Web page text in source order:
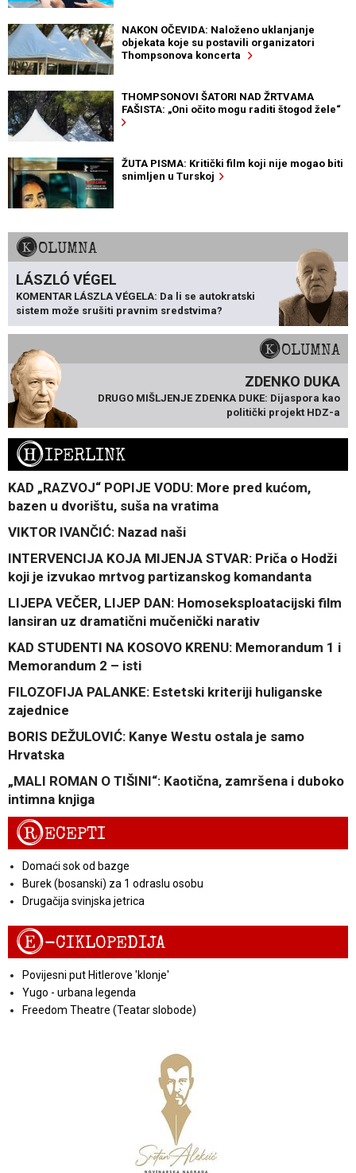
NAKON OČEVIDA: Naloženo uklanjanje
objekata koje su postavili organizatori
Thompsonova koncerta
THOMPSONOVI ŠATORI NAD ŽRTVAMA
FAŠISTA: „Oni očito mogu raditi štogod žele“
ŽUTA PISMA: Kritički film koji nije mogao biti
snimljen u Turskoj
KOLUMNA
LÁSZLÓ VÉGEL
KOMENTAR LÁSZLA VÉGELA: Da li se autokratski
sistem može srušiti pravnim sredstvima?
KOLUMNA
ZDENKO DUKA
DRUGO MIŠLJENJE ZDENKA DUKE: Dijaspora kao
politički projekt HDZ-a
HIPERLINK
KAD „RAZVOJ“ POPIJE VODU: More pred kućom,
bazen u dvorištu, suša na vratima
VIKTOR IVANČIĆ: Nazad naši
INTERVENCIJA KOJA MIJENJA STVAR: Priča o Hodži
koji je izvukao mrtvog partizanskog komandanta
LIJEPA VEČER, LIJEP DAN: Homoseksploatacijski film
lansiran uz dramatični mučenički narativ
KAD STUDENTI NA KOSOVO KRENU: Memorandum 1 i
Memorandum 2 – isti
FILOZOFIJA PALANKE: Estetski kriteriji huliganske
zajednice
BORIS DEŽULOVIĆ: Kanye Westu ostala je samo
Hrvatska
„MALI ROMAN O TIŠINI“: Kaotična, zamršena i duboko
intimna knjiga
RECEPTI
Domaći sok od bazge
Burek (bosanski) za 1 odraslu osobu
Drugačija svinjska jetrica
E-CIKLOPEDIJA
Povijesni put Hitlerove 'klonje'
Yugo - urbana legenda
Freedom Theatre (Teatar slobode)